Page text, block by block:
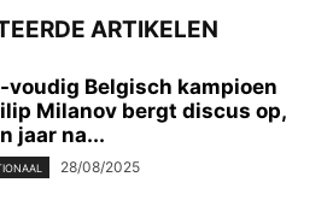
ARTIKELEN
voudig Belgisch kampioen
Milanov bergt discus op,
jaar na...
28/08/2025